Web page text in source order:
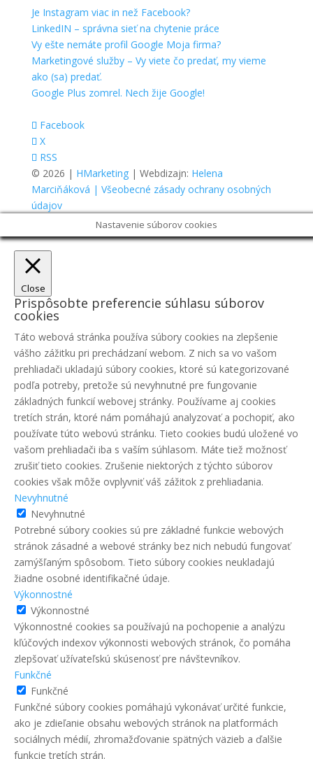
Je Instagram viac in než Facebook?
LinkedIN – správna sieť na chytenie práce
Vy ešte nemáte profil Google Moja firma?
Marketingové služby – Vy viete čo predať, my vieme
ako (sa) predať.
Google Plus zomrel. Nech žije Google!
Facebook
X
RSS
© 2026 | HMarketing| Webdizajn: Helena
Marciňáková | Všeobecné zásady ochrany osobných
údajov
Nastavenie súborov cookies
Close
Prispôsobte preferencie súhlasu súborov
cookies
Táto webová stránka používa súbory cookies na zlepšenie
vášho zážitku pri prechádzaní webom. Z nich sa vo vašom
prehliadači ukladajú súbory cookies, ktoré sú kategorizované
podľa potreby, pretože sú nevyhnutné pre fungovanie
základných funkcií webovej stránky. Používame aj cookies
tretích strán, ktoré nám pomáhajú analyzovať a pochopiť, ako
používate túto webovú stránku. Tieto cookies budú uložené vo
vašom prehliadači iba s vaším súhlasom. Máte tiež možnosť
zrušiť tieto cookies. Zrušenie niektorých z týchto súborov
cookies však môže ovplyvniť váš zážitok z prehliadania.
Nevyhnutné
Nevyhnutné
Potrebné súbory cookies sú pre základné funkcie webových
stránok zásadné a webové stránky bez nich nebudú fungovať
zamýšľaným spôsobom. Tieto súbory cookies neukladajú
žiadne osobné identifikačné údaje.
Výkonnostné
Výkonnostné
Výkonnostné cookies sa používajú na pochopenie a analýzu
kľúčových indexov výkonnosti webových stránok, čo pomáha
zlepšovať užívateľskú skúsenosť pre návštevníkov.
Funkčné
Funkčné
Funkčné súbory cookies pomáhajú vykonávať určité funkcie,
ako je zdieľanie obsahu webových stránok na platformách
sociálnych médií, zhromažďovanie spätných väzieb a ďalšie
funkcie tretích strán.